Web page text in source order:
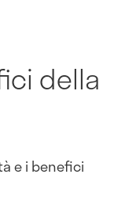
della
e i benefici